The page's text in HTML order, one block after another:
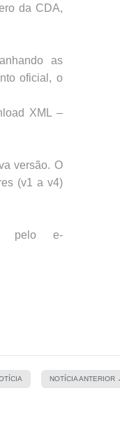
da CDA,
as
oficial, o
XML –
versão. O
(v1 a v4)
pelo e-
NOTÍCIA ANTERIOR